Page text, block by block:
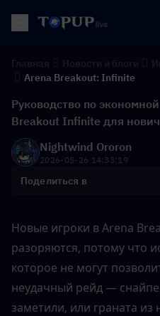
Arena Breakout: Infinite
Руководство по
Breakout Infinite для
Nightwind Ororon
2026-05-26 14:33:19
Поделиться в
Новые игроки в Arena
разоряются, потому что
которое не могут
неудачный рейд —
заметили, или граната